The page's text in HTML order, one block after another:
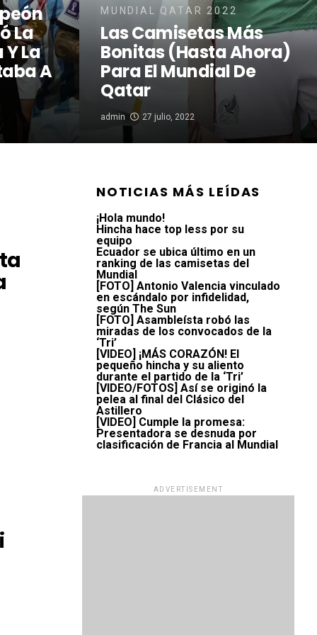
La
La
A
MUNDIAL QATAR 2022
Las Camisetas Más
Bonitas (hasta Ahora)
Para El Mundial De
Qatar
admin 27 julio, 2022
NOTICIAS MÁS LEÍDAS
¡Hola mundo!
Hincha hace top less por su
equipo
Ecuador se ubica último en un
ranking de las camisetas del
Mundial
[FOTO] Antonio Valencia vinculado
en escándalo por infidelidad,
según The Sun
[FOTO] Asambleísta robó las
miradas de los convocados de la
‘Tri’
[VIDEO] ¡MÁS CORAZÓN! El
pequeño hincha y su aliento
durante el partido de la ‘Tri’
[VIDEO/FOTOS] Así se originó la
pelea al final del Clásico del
Astillero
[VIDEO] Cumple la promesa:
Presentadora se desnuda por
clasificación de Francia al Mundial
ADVERTISEMENT